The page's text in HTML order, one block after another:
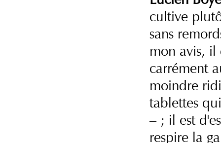
cultive
sans
mon avis, il
carrément
moindre
tablettes
– ; il est
respire la